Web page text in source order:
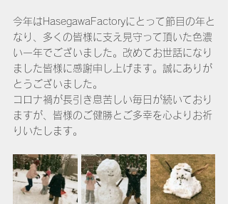
今年はHasegawaFactoryにとって節目の年と
なり、多くの皆様に支え見守って頂いた色濃
い一年でございました。改めてお世話になり
ました皆様に感謝申し上げます。誠にありが
とうございました。
コロナ禍が長引き息苦しい毎日が続いており
ますが、皆様のご健勝とご多幸を心よりお祈
りいたします。